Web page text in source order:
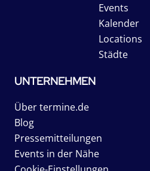
Events
Kalender
Locations
Städte
UNTERNEHMEN
Über termine.de
Blog
Pressemitteilungen
Events in der Nähe